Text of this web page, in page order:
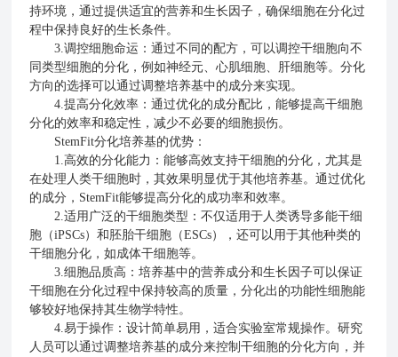
持环境，通过提供适宜的营养和生长因子，确保细胞在分化过
程中保持良好的生长条件。
3.调控细胞命运：通过不同的配方，可以调控干细胞向不
同类型细胞的分化，例如神经元、心肌细胞、肝细胞等。分化
方向的选择可以通过调整培养基中的成分来实现。
4.提高分化效率：通过优化的成分配比，能够提高干细胞
分化的效率和稳定性，减少不必要的细胞损伤。
StemFit分化培养基的优势：
1.高效的分化能力：能够高效支持干细胞的分化，尤其是
在处理人类干细胞时，其效果明显优于其他培养基。通过优化
的成分，StemFit能够提高分化的成功率和效率。
2.适用广泛的干细胞类型：不仅适用于人类诱导多能干细
胞（iPSCs）和胚胎干细胞（ESCs），还可以用于其他种类的
干细胞分化，如成体干细胞等。
3.细胞品质高：培养基中的营养成分和生长因子可以保证
干细胞在分化过程中保持较高的质量，分化出的功能性细胞能
够较好地保持其生物学特性。
4.易于操作：设计简单易用，适合实验室常规操作。研究
人员可以通过调整培养基的成分来控制干细胞的分化方向，并